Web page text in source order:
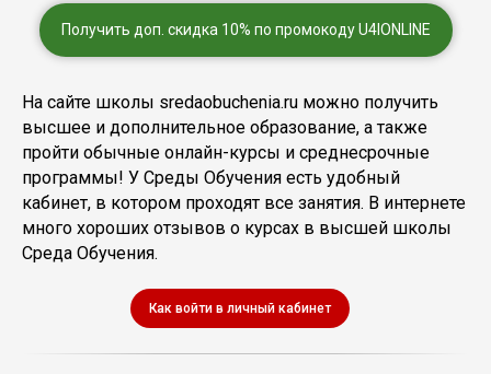
Получить доп. скидка 10% по промокоду U4IONLINE
На сайте школы sredaobuchenia.ru можно получить
высшее и дополнительное образование, а также
пройти обычные онлайн-курсы и среднесрочные
программы! У Среды Обучения есть удобный
кабинет, в котором проходят все занятия. В интернете
много хороших отзывов о курсах в высшей школы
Среда Обучения.
Как войти в личный кабинет